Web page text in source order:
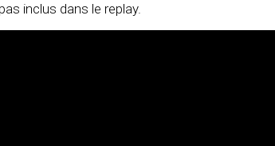
inclus dans le replay.